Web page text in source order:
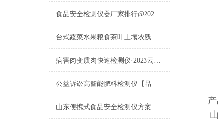
食品安全检测仪器厂家排行@2021食品安全检测仪器厂家
台式蔬菜水果粮食茶叶土壤农残速测仪推荐云唐牌粮食茶叶土壤农残速测仪设备
病害肉变质肉快速检测仪·2023云唐新品精选·病害肉变质肉快速检测仪
公益诉讼高智能肥料检测仪【品牌|供应商】2021实验室建设方案
山东便携式食品安全检测仪方案【云唐制造】@山东便携式食品安全检测仪方案
山